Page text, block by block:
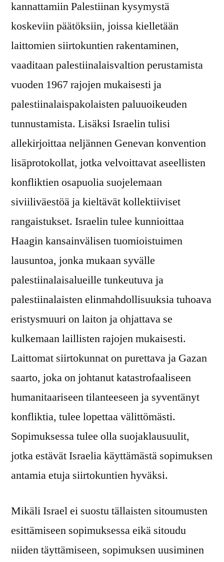
kannattamiin Palestiinan kysymystä
koskeviin päätöksiin, joissa kielletään
laittomien siirtokuntien rakentaminen,
vaaditaan palestiinalaisvaltion perustamista
vuoden 1967 rajojen mukaisesti ja
palestiinalaispakolaisten paluuoikeuden
tunnustamista. Lisäksi Israelin tulisi
allekirjoittaa neljännen Genevan konvention
lisäprotokollat, jotka velvoittavat aseellisten
konfliktien osapuolia suojelemaan
siviiliväestöä ja kieltävät kollektiiviset
rangaistukset. Israelin tulee kunnioittaa
Haagin kansainvälisen tuomioistuimen
lausuntoa, jonka mukaan syvälle
palestiinalaisalueille tunkeutuva ja
palestiinalaisten elinmahdollisuuksia tuhoava
eristysmuuri on laiton ja ohjattava se
kulkemaan laillisten rajojen mukaisesti.
Laittomat siirtokunnat on purettava ja Gazan
saarto, joka on johtanut katastrofaaliseen
humanitaariseen tilanteeseen ja syventänyt
konfliktia, tulee lopettaa välittömästi.
Sopimuksessa tulee olla suojaklausuulit,
jotka estävät Israelia käyttämästä sopimuksen
antamia etuja siirtokuntien hyväksi.
Mikäli Israel ei suostu tällaisten sitoumusten
esittämiseen sopimuksessa eikä sitoudu
niiden täyttämiseen, sopimuksen uusiminen